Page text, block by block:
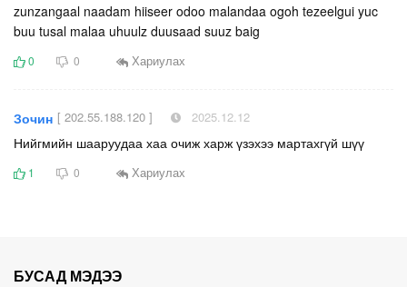
zunzangaal naadam hiiseer odoo malandaa ogoh tezeelgui yuc
buu tusal malaa uhuulz duusaad suuz baig
0 0 Хариулах
Зочин [ 202.55.188.120 ] 2025.12.12
Нийгмийн шааруудаа хаа очиж харж үзэхээ мартахгүй шүү
1 0 Хариулах
БУСАД МЭДЭЭ